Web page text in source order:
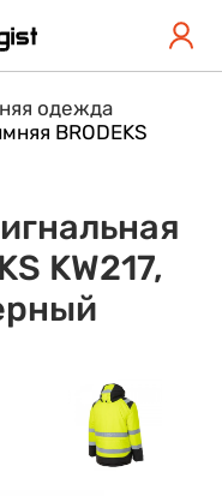
одежда
BRODEKS
KW217,